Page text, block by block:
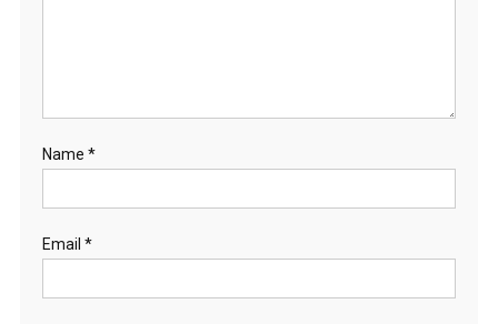
Name *
Email *